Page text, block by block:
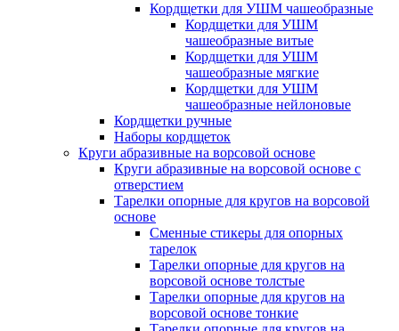
Кордщетки для УШМ чашеобразные
Кордщетки для УШМ
чашеобразные витые
Кордщетки для УШМ
чашеобразные мягкие
Кордщетки для УШМ
чашеобразные нейлоновые
Кордщетки ручные
Наборы кордщеток
Круги абразивные на ворсовой основе
Круги абразивные на ворсовой основе с
отверстием
Тарелки опорные для кругов на ворсовой
основе
Сменные стикеры для опорных
тарелок
Тарелки опорные для кругов на
ворсовой основе толстые
Тарелки опорные для кругов на
ворсовой основе тонкие